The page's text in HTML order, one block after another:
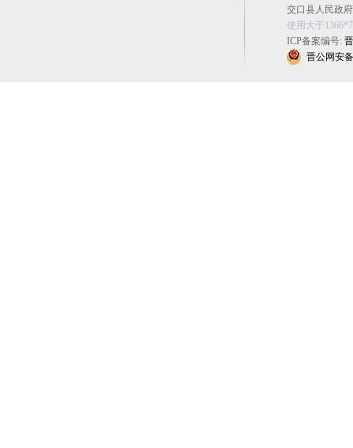
交口县人民政
使用大于
ICP备案编号:
晋公网安